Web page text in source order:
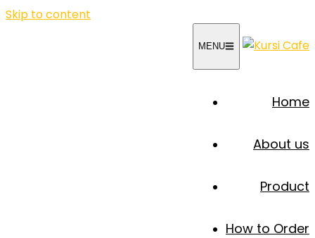
Skip to content
MENU
Home
About us
Product
How to Order